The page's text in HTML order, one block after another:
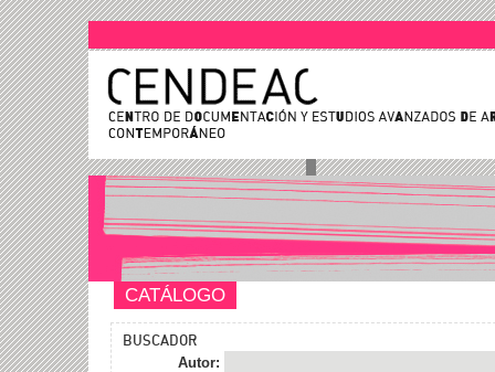
CATÁLOGO
BUSCADOR
Autor: